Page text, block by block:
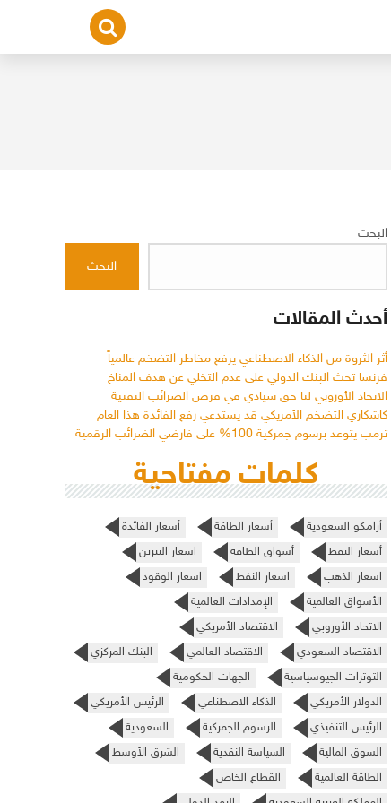
البحث
البحث
أحدث المقالات
أثر الثروة من الذكاء الاصطناعي يرفع مخاطر التضخم عالمياً
فرنسا تحث البنك الدولي على عدم التخلي عن هدف المناخ
الاتحاد الأوروبي لنا حق سيادي في فرض الضرائب التقنية
كاشكاري التضخم الأمريكي قد يستدعي رفع الفائدة هذا العام
ترمب يتوعد برسوم جمركية 100% على فارضي الضرائب الرقمية
كلمات مفتاحية
أرامكو السعودية أسعار الطاقة
أسعار الفائدة
أسعار النفط
أسواق الطاقة
اسعار البنزين
اسعار الذهب
اسعار النفط
اسعار الوقود
الأسواق العالمية
الإمدادات العالمية
الاتحاد الأوروبي
الاقتصاد الأمريكي
الاقتصاد السعودي
الاقتصاد العالمي
البنك المركزي
التوترات الجيوسياسية
الجهات الحكومية
الدولار الأمريكي
الذكاء الاصطناعي
الرئيس الأمريكي
الرئيس التنفيذي
الرسوم الجمركية
السعودية
السوق المالية
السياسة النقدية
الشرق الأوسط
الطاقة العالمية
القطاع الخاص